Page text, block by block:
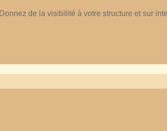
Donnez de la visibilité à votre structure et sur